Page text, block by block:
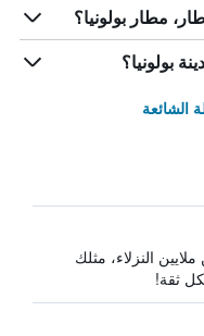
الشائعة
النزلاء، مثلك
ثقة!